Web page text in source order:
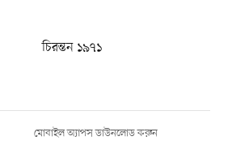
চিরন্তন ১৯৭১
মোবাইল অ্যাপস ডাউনলোড করুন